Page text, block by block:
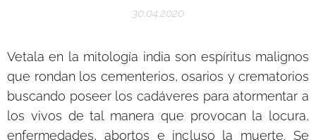
30.04.2020
Vetala en la mitología india son espíritus malignos
que rondan los cementerios, osarios y crematorios
buscando poseer los cadáveres para atormentar a
los vivos de tal manera que provocan la locura,
enfermedades, abortos e incluso la muerte. Se